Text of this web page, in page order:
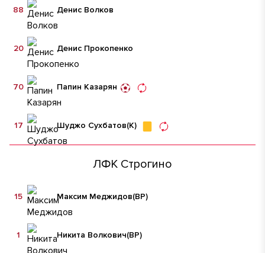
Денис Волков
88
Денис Прокопенко
20
Папин Казарян
70
Шуджо Сухбатов(К)
17
ЛФК Строгино
Максим Меджидов(ВР)
15
Никита Волкович(ВР)
1